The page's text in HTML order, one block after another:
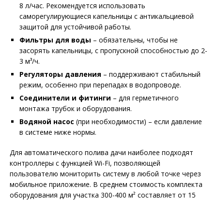
8 л/час. Рекомендуется использовать
саморегулирующиеся капельницы с антикальциевой
защитой для устойчивой работы.
Фильтры для воды – обязательны, чтобы не
засорять капельницы, с пропускной способностью до 2-
3 м³/ч.
Регуляторы давления – поддерживают стабильный
режим, особенно при перепадах в водопроводе.
Соединители и фитинги – для герметичного
монтажа трубок и оборудования.
Водяной насос (при необходимости) – если давление
в системе ниже нормы.
Для автоматического полива дачи наиболее подходят
контроллеры с функцией Wi-Fi, позволяющей
пользователю мониторить систему в любой точке через
мобильное приложение. В среднем стоимость комплекта
оборудования для участка 300-400 м² составляет от 15